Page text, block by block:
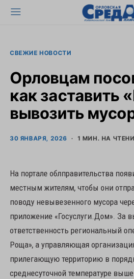
СВЕЖИЕ НОВОСТИ
Орловцам
как заставить
вывозить
30 ЯНВАРЯ, 2026 1 МИН. НА
На портале облправительства
местным жителям, чтобы они
поводу невывезенного мусора
приложение «Госуслуги.Дом». За
ответственность региональный
Роща», а управляющая
прилегающую территорию в
среднесуточной температуре